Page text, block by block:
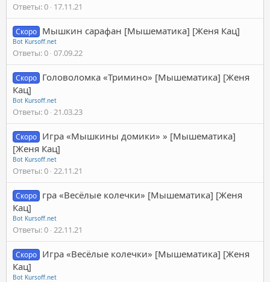
Ответы 0 17.11.21
Скоро Мышкин сарафан [Мышематика] [Женя Кац]
Bot Kursoff.net
Ответы 0 07.09.22
Скоро Головоломка «Тримино» [Мышематика] [Женя
Кац]
Bot Kursoff.net
Ответы 0 21.03.23
Скоро Игра «Мышкины домики» » [Мышематика]
[Женя Кац]
Bot Kursoff.net
Ответы 0 22.11.21
Скоро гра «Весёлые колечки» [Мышематика] [Женя
Кац]
Bot Kursoff.net
Ответы 0 22.11.21
Скоро Игра «Весёлые колечки» [Мышематика] [Женя
Кац]
Bot Kursoff.net